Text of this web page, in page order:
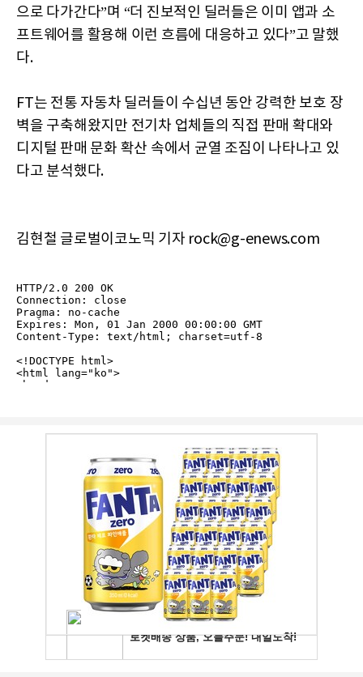
으로 다가간다”며 “더 진보적인 딜러들은 이미 앱과 소
프트웨어를 활용해 이런 흐름에 대응하고 있다”고 말했
다.
FT는 전통 자동차 딜러들이 수십년 동안 강력한 보호 장
벽을 구축해왔지만 전기차 업체들의 직접 판매 확대와
디지털 판매 문화 확산 속에서 균열 조짐이 나타나고 있
다고 분석했다.
김현철 글로벌이코노믹 기자 rock@g-enews.com